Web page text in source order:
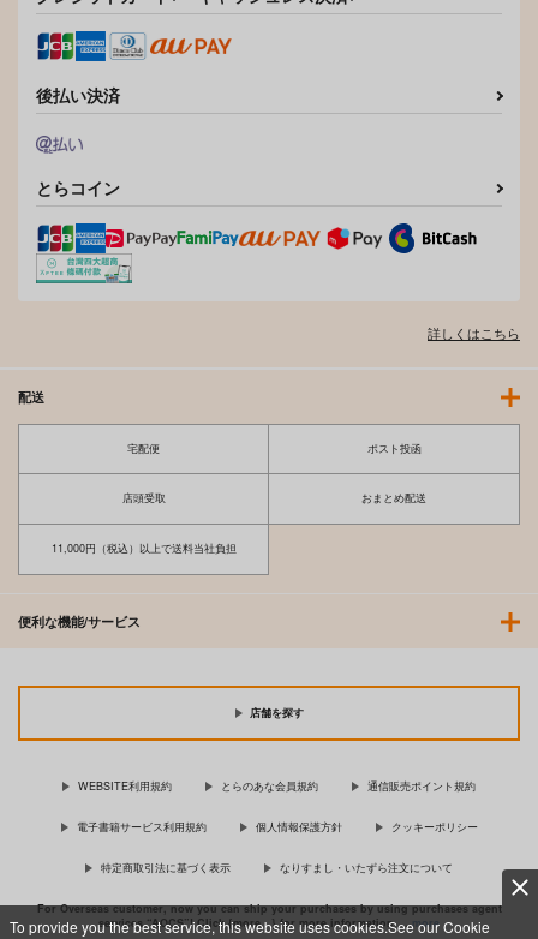
To provide you the best service, this website uses cookies.See our Cookie
後払い決済
とらコイン
詳しくはこちら
配送
宅配便 ポスト投函
店頭受取 おまとめ配送
11,000円（税込）以上で送料当社負担
便利な機能/サービス
店舗を探す
WEBSITE利用規約 とらのあな会員規約 通信販売ポイント規約
電子書籍サービス利用規約 個人情報保護方針 クッキーポリシー
特定商取引法に基づく表示 なりすまし・いたずら注文について
For Overseas customer, now you can ship your purchases by using purchases agent
services “AOCS”! Click {more…} for more information …more